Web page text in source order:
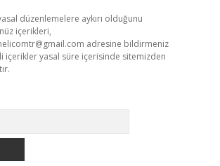
düzenlemelere aykırı olduğunu
içerikleri,
adresine bildirmeniz
içerikler yasal süre içerisinde sitemizden